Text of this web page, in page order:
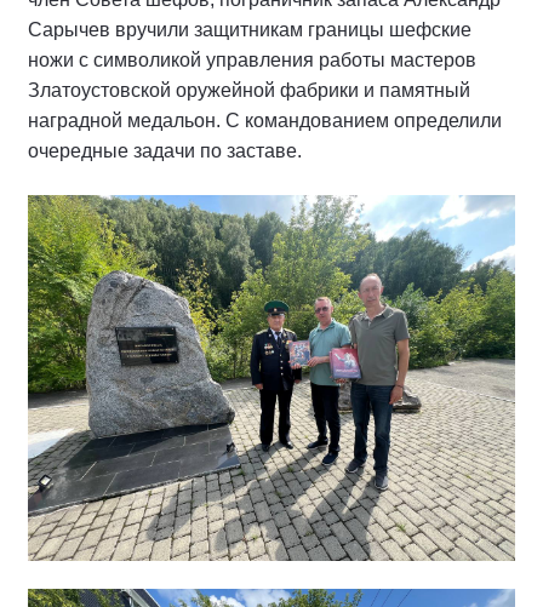
Сарычев вручили защитникам границы шефские
ножи с символикой управления работы мастеров
Златоустовской оружейной фабрики и памятный
наградной медальон. С командованием определили
очередные задачи по заставе.